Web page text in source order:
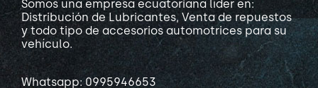
Somos una empresa ecuatoriana líder en:
Distribución de Lubricantes, Venta de repuestos
y todo tipo de accesorios automotrices para su
vehículo.
Whatsapp: 0995946653